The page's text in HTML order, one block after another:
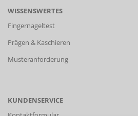
WISSENSWERTES
Fingernageltest
Prägen & Kaschieren
Musteranforderung
KUNDENSERVICE